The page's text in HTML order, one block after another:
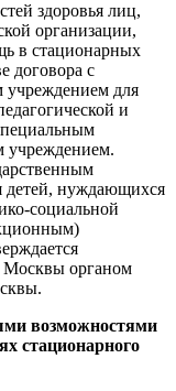
здоровья лиц,
организации,
в стационарных
договора с
учреждением для
и
учреждением.
детей, нуждающихся
социальной
Москвы органом
возможностями
стационарного